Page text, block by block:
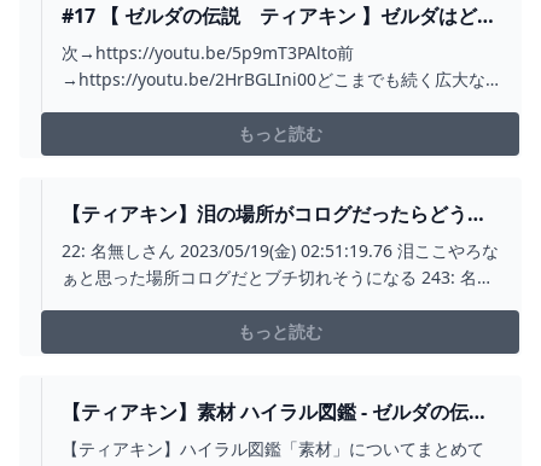
#17 【 ゼルダの伝説 ティアキン 】ゼルダはどこ
にいるんだ？ 龍の泪「 ゼルダの伝説 ティアー
ズ・オブ・ザ・キングダム （ TEARS OF THE
次→https://youtu.be/5p9mT3PAlto前
→https://youtu.be/2HrBGLIni00どこまでも続く広大な
世界で、どこへ行くのも、何をするのもあなた次第で
す。空を翔けめぐり、不思議な空島を探索するのか？リ
もっと読む
【ティアキン】泪の場所がコログだったらどうし
てる？ ゼルダの伝説ティアキンまとめっち ゼルダ
の伝説ティアーズ オブ ザ キングダム
22: 名無しさん 2023/05/19(金) 02:51:19.76 泪ここやろな
ぁと思った場所コログだとブチ切れそうになる 243: 名無
もっと読む
【ティアキン】素材 ハイラル図鑑 - ゼルダの伝説
ティアーズオブザキングダム 攻略WIKI ティアキ
【ティアキン】ハイラル図鑑「素材」についてまとめて